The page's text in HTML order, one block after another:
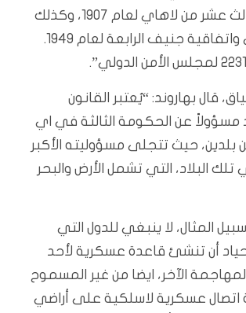
الخامسة والثالث عشر من لاهاي لعام 1907، وكذلك
العرف الدولي واتفاقية جنيف الرابعة لعام 1949.
قال بهاروند: “يُعتبر القانون
مسؤولاً عن الحكومة الثالثة في اي
بلدين، حيث تتجلى مسؤوليته الأكبر
تلك البلاد، التي تشمل الأرض والبحر
المثال، لا ينبغي للدول التي
أن تنشئ قاعدة عسكرية لأحد
الآخر، ايضا من غير المسموح
اتصال عسكرية لاسلكية على أراضي